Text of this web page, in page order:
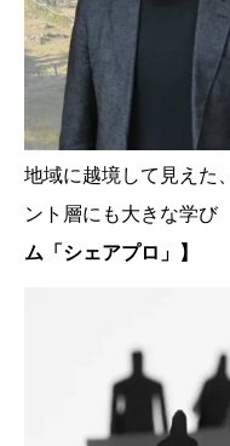
地域に越境して見えた
ント層にも大きな学び
ム「シェアプロ」】